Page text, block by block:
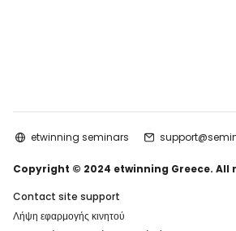
etwinning seminars
Copyright © 2024 etwinning Greece. All
Contact site support
Λήψη εφαρμογής κινητού